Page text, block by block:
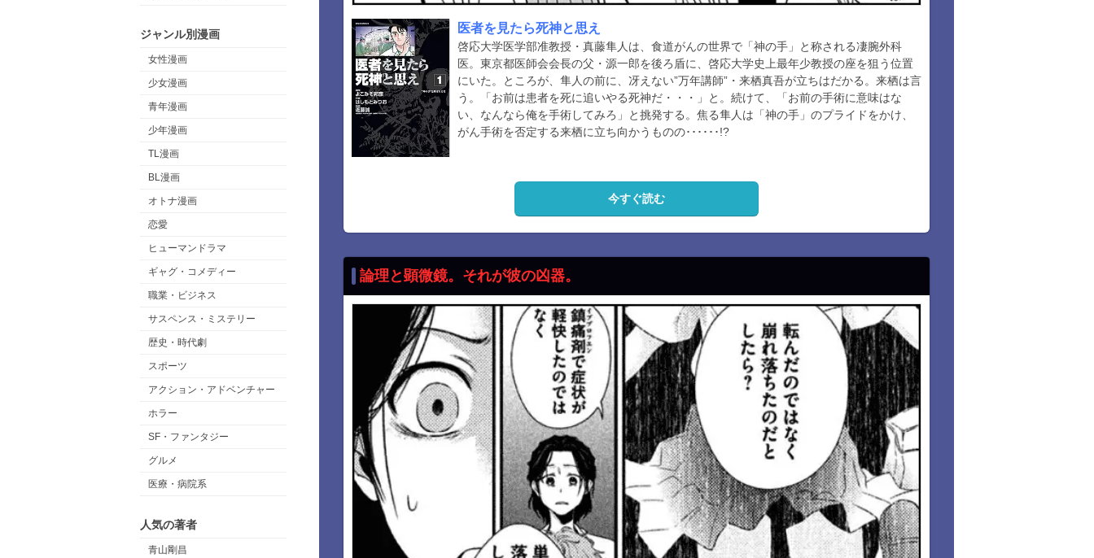
ジャンル別漫画
女性漫画
少女漫画
青年漫画
少年漫画
TL漫画
BL漫画
オトナ漫画
恋愛
ヒューマンドラマ
ギャグ・コメディー
職業・ビジネス
サスペンス・ミステリー
歴史・時代劇
スポーツ
アクション・アドベンチャー
ホラー
SF・ファンタジー
グルメ
医療・病院系
人気の著者
青山剛昌
医者を見たら死神と思え
啓応大学医学部准教授・真藤隼人は、食道がんの世界で「神の手」と称される凄腕外科
医。東京都医師会会長の父・源一郎を後ろ盾に、啓応大学史上最年少教授の座を狙う位置
にいた。ところが、隼人の前に、冴えない”万年講師”・来栖真吾が立ちはだかる。来栖は言
う。「お前は患者を死に追いやる死神だ・・・」と。続けて、「お前の手術に意味はな
い、なんなら俺を手術してみろ」と挑発する。焦る隼人は「神の手」のプライドをかけ、
がん手術を否定する来栖に立ち向かうものの･･････!?
今すぐ読む
論理と顕微鏡。それが彼の凶器。